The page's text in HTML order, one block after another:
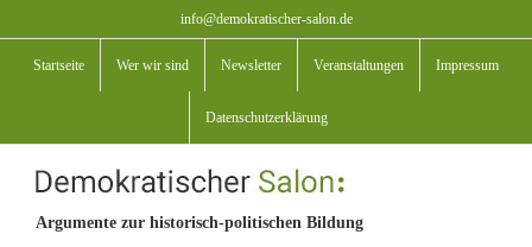
Inhalt
springen
info@demokratischer-salon.de
Startseite Wer wir sind Newsletter Veranstaltungen Impressum
Datenschutzerklärung
Argumente zur historisch-politischen Bildung